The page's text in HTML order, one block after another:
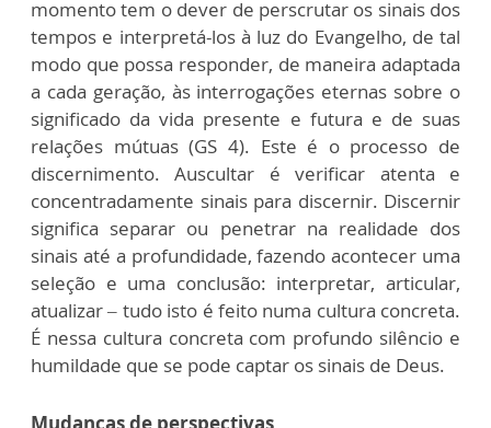
momento tem o dever de perscrutar os sinais dos
tempos e interpretá-los à luz do Evangelho, de tal
modo que possa responder, de maneira adaptada
a cada geração, às interrogações eternas sobre o
significado da vida presente e futura e de suas
relações mútuas (GS 4). Este é o processo de
discernimento. Auscultar é verificar atenta e
concentradamente sinais para discernir. Discernir
significa separar ou penetrar na realidade dos
sinais até a profundidade, fazendo acontecer uma
seleção e uma conclusão: interpretar, articular,
atualizar – tudo isto é feito numa cultura concreta.
É nessa cultura concreta com profundo silêncio e
humildade que se pode captar os sinais de Deus.